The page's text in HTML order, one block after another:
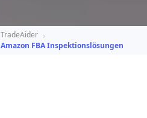
TradeAider
Amazon FBA Inspektionslösungen